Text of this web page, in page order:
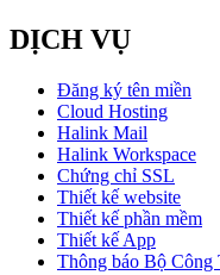
DỊCH VỤ
Đăng ký tên miền
Cloud Hosting
Halink Mail
Halink Workspace
Chứng chỉ SSL
Thiết kế website
Thiết kế phần mềm
Thiết kế App
Thông báo Bộ Công